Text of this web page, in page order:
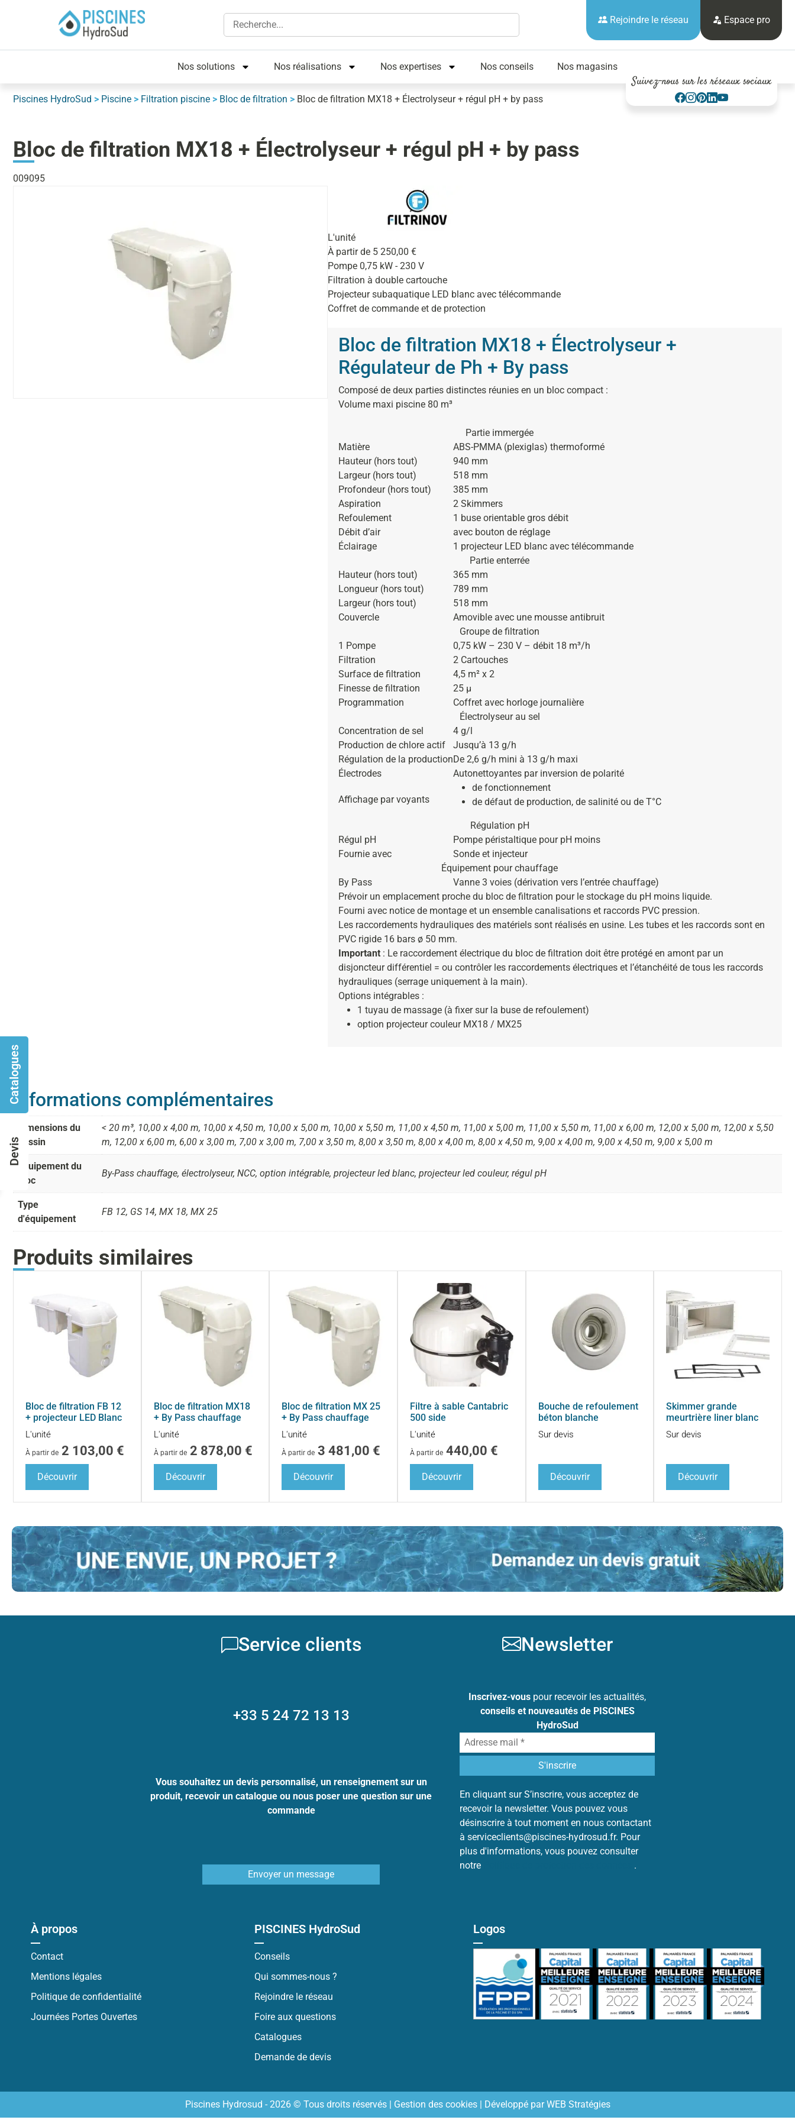
Catalogues
Devis
Rejoindre le réseau Espace pro
Nos solutions Nos réalisations Nos expertises Nos conseils Nos magasins
Suivez-nous sur les réseaux sociaux
Piscines HydroSud > Piscine > Filtration piscine > Bloc de filtration > Bloc de filtration MX18 + Électrolyseur + régul pH + by pass
Bloc de filtration MX18 + Électrolyseur + régul pH + by pass
009095
L'unité
À partir de 5 250,00 €
Pompe 0,75 kW - 230 V
Filtration à double cartouche
Projecteur subaquatique LED blanc avec télécommande
Coffret de commande et de protection
Bloc de filtration MX18 + Électrolyseur +
Régulateur de Ph + By pass
Composé de deux parties distinctes réunies en un bloc compact :
Volume maxi piscine 80 m³
Partie immergée
Matière
ABS-PMMA (plexiglas) thermoformé
Hauteur (hors tout)
940 mm
Largeur (hors tout)
518 mm
Profondeur (hors tout)
385 mm
Aspiration
2 Skimmers
Refoulement
1 buse orientable gros débit
Débit d’air
avec bouton de réglage
Éclairage
1 projecteur LED blanc avec télécommande
Partie enterrée
Hauteur (hors tout)
365 mm
Longueur (hors tout)
789 mm
Largeur (hors tout)
518 mm
Couvercle
Amovible avec une mousse antibruit
Groupe de filtration
1 Pompe
0,75 kW – 230 V – débit 18 m³/h
Filtration
2 Cartouches
Surface de filtration
4,5 m² x 2
Finesse de filtration
25 µ
Programmation
Coffret avec horloge journalière
Électrolyseur au sel
Concentration de sel
4 g/l
Production de chlore actif
Jusqu’à 13 g/h
Régulation de la productionDe 2,6 g/h mini à 13 g/h maxi
Électrodes
Autonettoyantes par inversion de polarité
Affichage par voyants
de fonctionnement
de défaut de production, de salinité ou de T°C
Régulation pH
Régul pH
Pompe péristaltique pour pH moins
Fournie avec
Sonde et injecteur
Équipement pour chauffage
By Pass
Vanne 3 voies (dérivation vers l’entrée chauffage)
Prévoir un emplacement proche du bloc de filtration pour le stockage du pH moins liquide.
Fourni avec notice de montage et un ensemble canalisations et raccords PVC pression.
Les raccordements hydrauliques des matériels sont réalisés en usine. Les tubes et les raccords sont en
PVC rigide 16 bars ø 50 mm.
Important: Le raccordement électrique du bloc de filtration doit être protégé en amont par un
disjoncteur différentiel = ou contrôler les raccordements électriques et l’étanchéité de tous les raccords
hydrauliques (serrage uniquement à la main).
Options intégrables :
1 tuyau de massage (à fixer sur la buse de refoulement)
option projecteur couleur MX18 / MX25
Informations complémentaires
Dimensions du
bassin
< 20 m³, 10,00 x 4,00 m, 10,00 x 4,50 m, 10,00 x 5,00 m, 10,00 x 5,50 m, 11,00 x 4,50 m, 11,00 x 5,00 m, 11,00 x 5,50 m, 11,00 x 6,00 m, 12,00 x 5,00 m, 12,00 x 5,50
m, 12,00 x 6,00 m, 6,00 x 3,00 m, 7,00 x 3,00 m, 7,00 x 3,50 m, 8,00 x 3,50 m, 8,00 x 4,00 m, 8,00 x 4,50 m, 9,00 x 4,00 m, 9,00 x 4,50 m, 9,00 x 5,00 m
Équipement du
bloc
By-Pass chauffage, électrolyseur, NCC, option intégrable, projecteur led blanc, projecteur led couleur, régul pH
Type
d'équipement
FB 12, GS 14, MX 18, MX 25
Produits similaires
Bloc de filtration FB 12
+ projecteur LED Blanc
L'unité
À partir de 2 103,00 €
Découvrir
Bloc de filtration MX18
+ By Pass chauffage
L'unité
À partir de 2 878,00 €
Découvrir
Bloc de filtration MX 25
+ By Pass chauffage
L'unité
À partir de 3 481,00 €
Découvrir
Filtre à sable Cantabric
500 side
L'unité
À partir de 440,00 €
Découvrir
Bouche de refoulement
béton blanche
Sur devis
Découvrir
Skimmer grande
meurtrière liner blanc
Sur devis
Découvrir
Service clients
+33 5 24 72 13 13
Vous souhaitez un devis personnalisé, un renseignement sur un
produit, recevoir un catalogue ou nous poser une question sur une
commande
Envoyer un message
Newsletter
Inscrivez-vous pour recevoir les actualités,
conseils et nouveautés de PISCINES
HydroSud
En cliquant sur S’inscrire, vous acceptez de
recevoir la newsletter. Vous pouvez vous
désinscrire à tout moment en nous contactant
à serviceclients@piscines-hydrosud.fr. Pour
plus d'informations, vous pouvez consulter
notre
.
À propos
Contact
Mentions légales
Politique de confidentialité
Journées Portes Ouvertes
PISCINES HydroSud
Conseils
Qui sommes-nous ?
Rejoindre le réseau
Foire aux questions
Catalogues
Demande de devis
Logos
Piscines Hydrosud - 2026 © Tous droits réservés | Gestion des cookies| Développé parWEB Stratégies